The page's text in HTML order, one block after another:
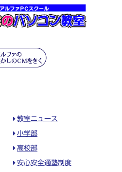
教室ニュース
小学部
高校部
安心安全通塾制度